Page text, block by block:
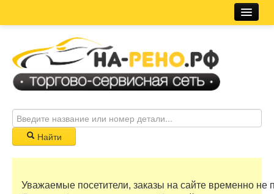
Магазин
Новости
Автосервис
Корзина
0 руб
Найти
Уважаемые посетители, заказы на сайте временно не